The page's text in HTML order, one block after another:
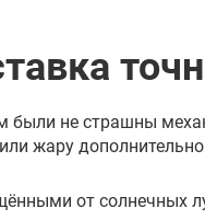
были не страшны
жару
от солнечных